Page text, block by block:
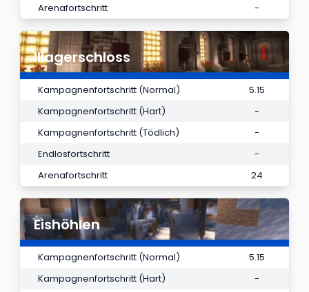
Arenafortschritt
-
Illagerschloss
Kampagnenfortschritt (Normal)
5.15
Kampagnenfortschritt (Hart)
-
Kampagnenfortschritt (Tödlich)
-
Endlosfortschritt
-
Arenafortschritt
24
Eishöhlen
Kampagnenfortschritt (Normal)
5.15
Kampagnenfortschritt (Hart)
-